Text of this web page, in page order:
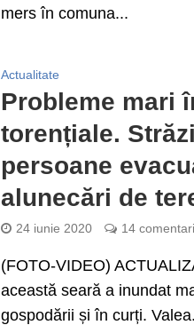
mers în comuna...
Actualitate
Probleme mari
torențiale.
persoane
alunecări de
24 iunie 2020 14
(FOTO-VIDEO)
această seară a inundat
gospodării și în curți.